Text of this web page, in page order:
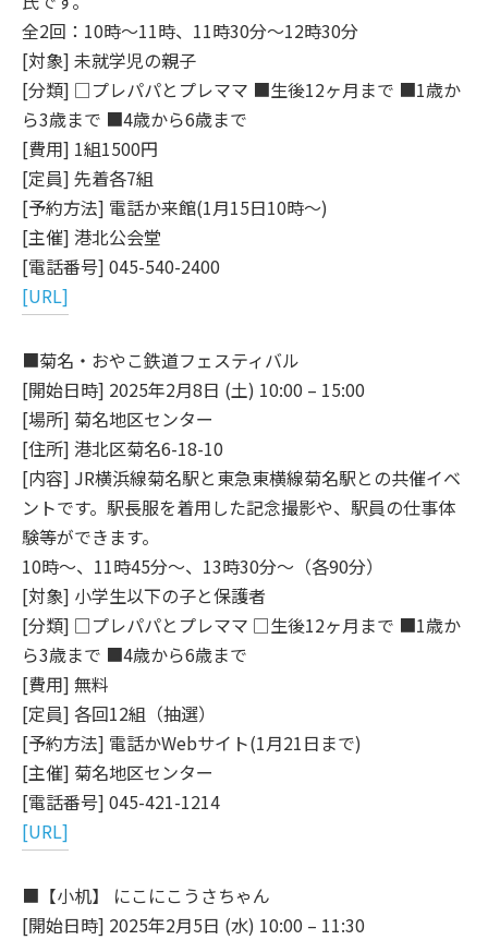
全2回：10時～11時、11時30分～12時30分
[対象] 未就学児の親子
[分類] □プレパパとプレママ ■生後12ヶ月まで ■1歳か
ら3歳まで ■4歳から6歳まで
[費用] 1組1500円
[定員] 先着各7組
[予約方法] 電話か来館(1月15日10時～)
[主催] 港北公会堂
[電話番号] 045-540-2400
[URL]
■菊名・おやこ鉄道フェスティバル
[開始日時] 2025年2月8日 (土) 10:00 – 15:00
[場所] 菊名地区センター
[住所] 港北区菊名6-18-10
[内容] JR横浜線菊名駅と東急東横線菊名駅との共催イベ
ントです。駅長服を着用した記念撮影や、駅員の仕事体
験等ができます。
10時～、11時45分～、13時30分～（各90分）
[対象] 小学生以下の子と保護者
[分類] □プレパパとプレママ □生後12ヶ月まで ■1歳か
ら3歳まで ■4歳から6歳まで
[費用] 無料
[定員] 各回12組（抽選）
[予約方法] 電話かWebサイト(1月21日まで)
[主催] 菊名地区センター
[電話番号] 045-421-1214
[URL]
■【小机】 にこにこうさちゃん
[開始日時] 2025年2月5日 (水) 10:00 – 11:30